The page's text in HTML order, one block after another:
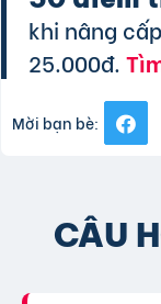
khi nâng
25.000đ.
Mời bạn bè:
CÂU